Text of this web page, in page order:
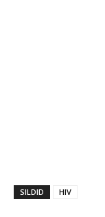
SILDID HIV